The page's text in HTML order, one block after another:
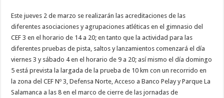
Este jueves 2 de marzo se realizarán las acreditaciones de las
diferentes asociaciones y agrupaciones atléticas en el gimnasio del
CEF 3 en el horario de 14 a 20; en tanto que la actividad para las
diferentes pruebas de pista, saltos y lanzamientos comenzará el día
viernes 3 y sábado 4 en el horario de 9 a 20; así mismo el día domingo
5 está prevista la largada de la prueba de 10 km con un recorrido en
la zona del CEF Nº 3, Defensa Norte, Acceso a Banco Pelay y Parque La
Salamanca a las 8 en el marco de cierre de las jornadas de